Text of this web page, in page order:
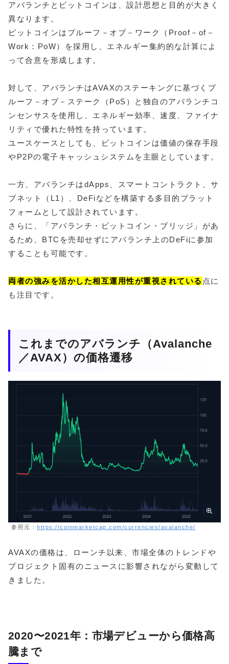
アバランチとビットコインは、設計思想と目的が大きく
異なります。
ビットコインはプルーフ－オブ－ワーク（Proof－of－
Work：PoW）を採用し、エネルギー集約的な計算によ
って合意を形成します。
対して、アバランチはAVAXのステーキングに基づくプ
ルーフ－オブ－ステーク（PoS）と独自のアバランチコ
ンセンサスを使用し、エネルギー効率、速度、ファイナ
リティで優れた特性を持っています。
ユースケースとしても、ビットコインは価値の保存手段
やP2Pの電子キャッシュシステムを主眼としています。
一方、アバランチはdApps、スマートコントラクト、サ
ブネット（L1）、DeFiなどを構築する多目的プラット
フォームとして設計されています。
さらに、「アバランチ・ビットコイン・ブリッジ」があ
るため、BTCを売却せずにアバランチ上のDeFiに参加
することも可能です。
両者の強みを活かした相互運用性が重視されている 点に
も注目です。
これまでのアバランチ（Avalanche
／AVAX）の価格遷移
参照元： https://coinmarketcap.com/currencies/avalanche/
AVAXの価格は、ローンチ以来、市場全体のトレンドや
プロジェクト固有のニュースに影響されながら変動して
きました。
2020〜2021年：市場デビューから価格高
騰まで